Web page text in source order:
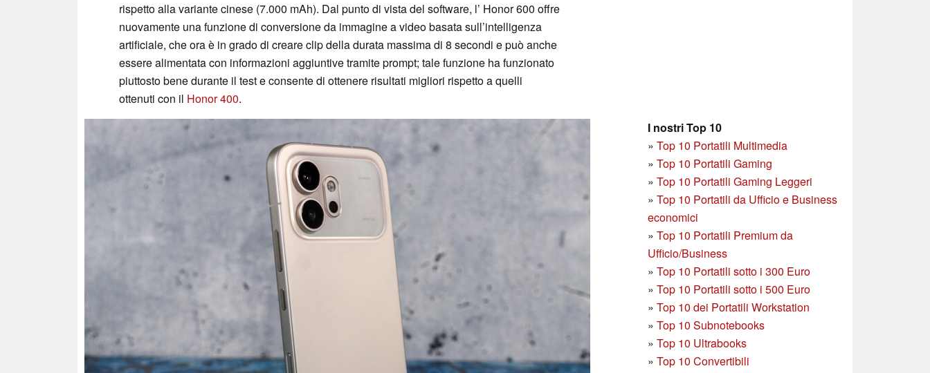
rispetto alla variante cinese (7.000 mAh). Dal punto di vista del software, l’ Honor 600 offre
nuovamente una funzione di conversione da immagine a video basata sull’intelligenza
artificiale, che ora è in grado di creare clip della durata massima di 8 secondi e può anche
essere alimentata con informazioni aggiuntive tramite prompt; tale funzione ha funzionato
piuttosto bene durante il test e consente di ottenere risultati migliori rispetto a quelli
ottenuti con il Honor 400.
I nostri Top 10
» Top 10 Portatili Multimedia
» Top 10 Portatili Gaming
» Top 10 Portatili Gaming Leggeri
» Top 10 Portatili da Ufficio e Business
economici
» Top 10 Portatili Premium da
Ufficio/Business
» Top 10 Portatili sotto i 300 Euro
» Top 10 Portatili sotto i 500 Euro
» Top 10 dei Portatili Workstation
» Top 10 Subnotebooks
» Top 10 Ultrabooks
» Top 10 Convertibili